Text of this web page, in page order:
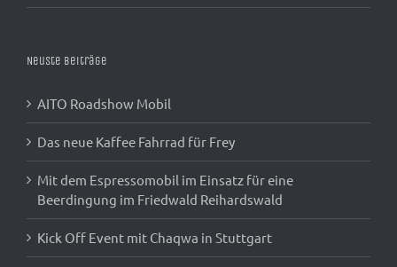
Neuste Beiträge
AITO Roadshow Mobil
Das neue Kaffee Fahrrad für Frey
Mit dem Espressomobil im Einsatz für eine
Beerdingung im Friedwald Reihardswald
Kick Off Event mit Chaqwa in Stuttgart